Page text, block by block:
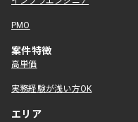
PMO
案件特徴
高単価
実務経験が浅い方OK
エリア